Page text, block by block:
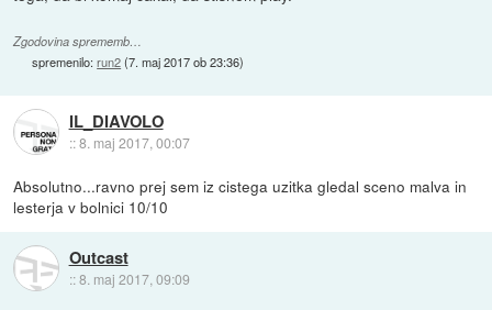
Zgodovina sprememb…
spremenilo:run2(7. maj 2017 ob 23:36)
IL_DIAVOLO
::8. maj 2017, 00:07
Absolutno...ravno prej sem iz cistega uzitka gledal sceno malva in
lesterja v bolnici 10/10
Outcast
::8. maj 2017, 09:09